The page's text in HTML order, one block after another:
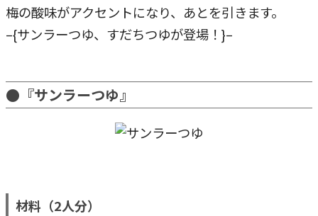
梅の酸味がアクセントになり、あとを引きます。
–{サンラーつゆ、すだちつゆが登場！}–
●『サンラーつゆ』
材料（2人分）